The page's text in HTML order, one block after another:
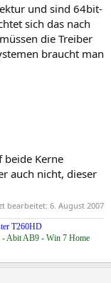
und sind 64bit-
sich das nach
die Treiber
braucht man
beide Kerne
auch nicht, dieser
bearbeitet: 6. August 2007
T260HD
Abit AB9 - Win 7 Home